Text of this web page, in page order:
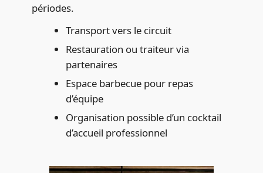
périodes.
Transport vers le circuit
Restauration ou traiteur via
partenaires
Espace barbecue pour repas
d’équipe
Organisation possible d’un cocktail
d’accueil professionnel